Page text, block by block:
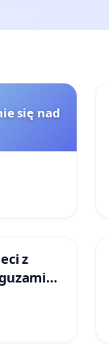
się nad
z